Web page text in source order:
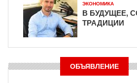
ЭКОНОМИКА
В БУДУЩЕЕ,
ТРАДИЦИИ
ОБЪЯВЛЕНИЕ